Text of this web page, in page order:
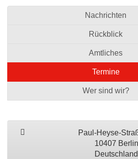
Nachrichten
Rückblick
Amtliches
Termine
Wer sind wir?
Paul-Heyse-
10407 Berlin
Deutschland